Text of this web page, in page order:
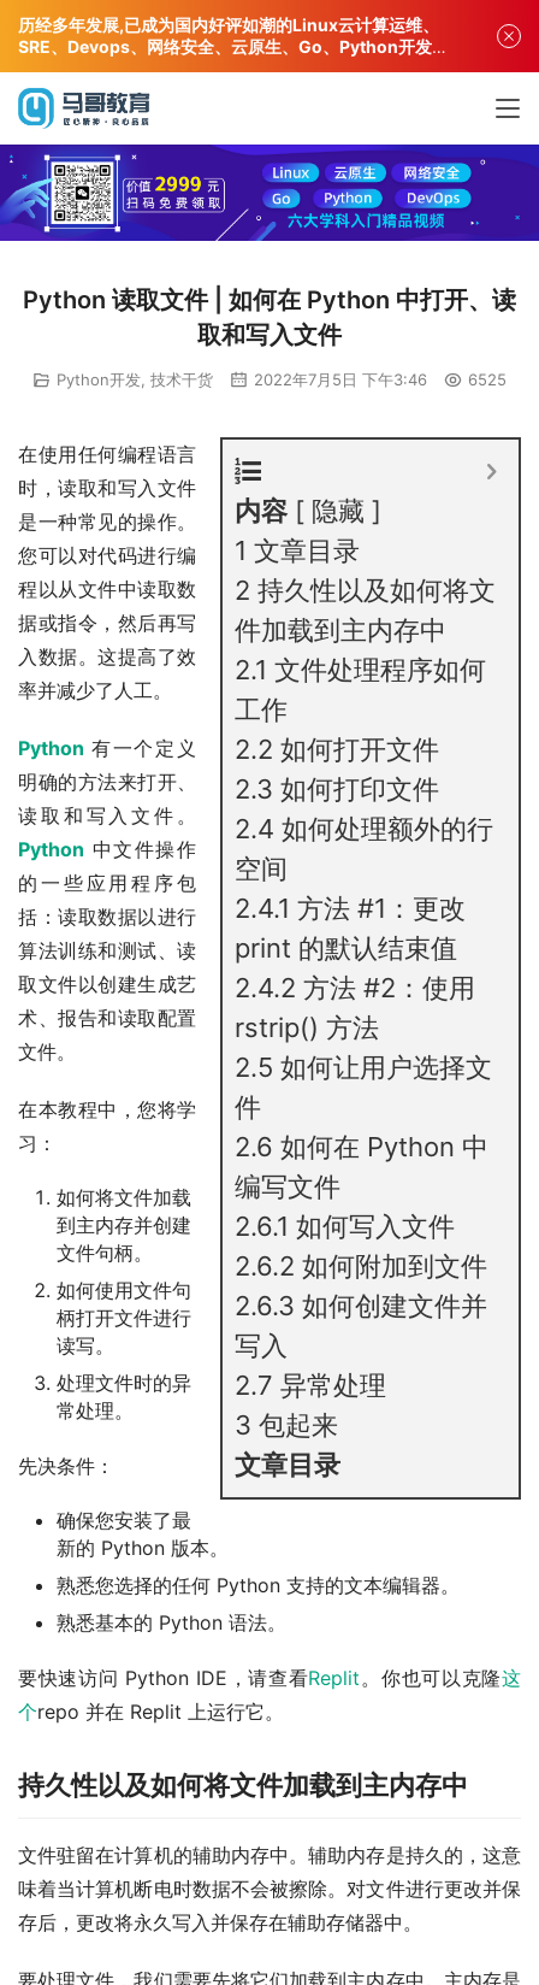
Python 读取文件 | 如何在 Python 中打开、读
取和写入文件
Python开发 技术干货 2022年7月5日 下午3:46 6525
内容
隐藏
1 文章目录
2 持久性以及如何将文
件加载到主内存中
2.1 文件处理程序如何
工作
2.2 如何打开文件
2.3 如何打印文件
2.4 如何处理额外的行
空间
2.4.1 方法 #1：更改
print 的默认结束值
2.4.2 方法 #2：使用
rstrip() 方法
2.5 如何让用户选择文
件
2.6 如何在 Python 中
编写文件
2.6.1 如何写入文件
2.6.2 如何附加到文件
2.6.3 如何创建文件并
写入
2.7 异常处理
3 包起来
文章目录
在使用任何编程语言
时，读取和写入文件
是一种常见的操作。
您可以对代码进行编
程以从文件中读取数
据或指令，然后再写
入数据。这提高了效
率并减少了人工。
Python 有一个定义
明确的方法来打开、
读取和写入文件。
Python 中文件操作
的一些应用程序包
括：读取数据以进行
算法训练和测试、读
取文件以创建生成艺
术、报告和读取配置
文件。
在本教程中，您将学
习：
如何将文件加载
到主内存并创建
文件句柄。
如何使用文件句
柄打开文件进行
读写。
处理文件时的异
常处理。
先决条件：
确保您安装了最
新的 Python 版本。
熟悉您选择的任何 Python 支持的文本编辑器。
熟悉基本的 Python 语法。
要快速访问 Python IDE，请查看Replit。你也可以克隆这
个repo 并在 Replit 上运行它。
持久性以及如何将文件加载到主内存中
文件驻留在计算机的辅助内存中。辅助内存是持久的，这意
味着当计算机断电时数据不会被擦除。对文件进行更改并保
存后，更改将永久写入并保存在辅助存储器中。
历经多年发展,已成为国内好评如潮的Linux云计算运维、
SRE、Devops、网络安全、云原生、Go、Python开发专
业人才培训机构!